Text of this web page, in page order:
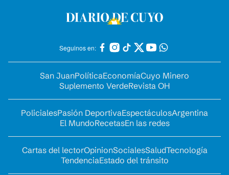
Seguinos en:
San JuanPolíticaEconomíaCuyo Minero
Suplemento VerdeRevista OH
PolicialesPasión DeportivaEspectáculosArgentina
El MundoRecetasEn las redes
Cartas del lectorOpinionSocialesSaludTecnología
TendenciaEstado del tránsito